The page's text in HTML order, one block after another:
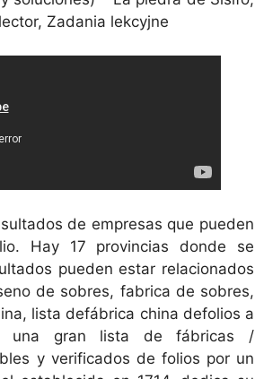
Zadania lekcyjne
de empresas que pueden
Hay 17 provincias donde se
pueden estar relacionados
de sobres, fabrica de sobres,
lista defábrica china defolios a
una gran lista de fábricas /
y verificados de folios por un